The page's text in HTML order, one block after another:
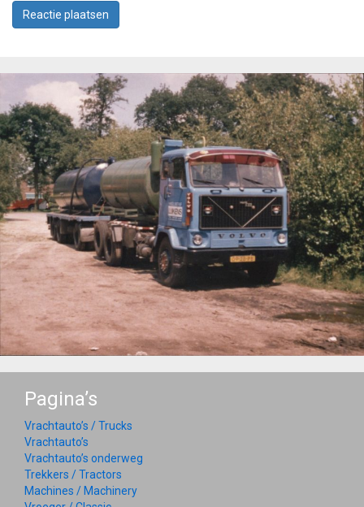
Pagina’s
Vrachtauto’s / Trucks
Vrachtauto’s
Vrachtauto’s onderweg
Trekkers / Tractors
Machines / Machinery